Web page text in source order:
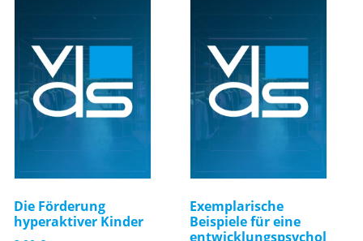
Die Förderung
hyperaktiver Kinder
Exemplarische
Beispiele für eine
entwicklungspsychol